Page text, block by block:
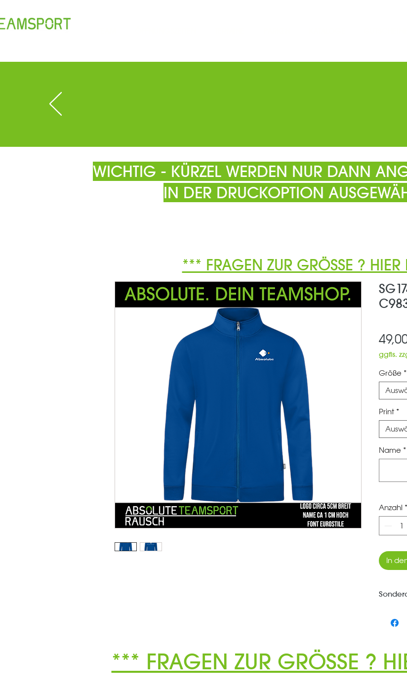
WICHTIG - KÜRZEL WERDEN NUR DANN
IN DER DRUCKOPTION
ggfls.
Größe *
Print *
Name *
Anzahl *
In
für
*** FRAGEN ZUR GRÖSSE ?
*** FRAGEN ZUR GRÖSSE ?